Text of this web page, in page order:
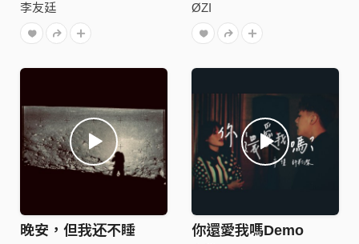
李友廷 ØZI
晚安，但我还不睡 你還愛我嗎Demo